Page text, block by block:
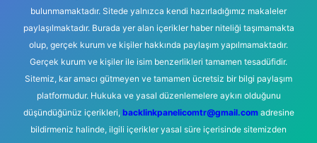
bulunmamaktadır. Sitede yalnızca kendi hazırladığımız makaleler
paylaşılmaktadır. Burada yer alan içerikler haber niteliği taşımamakta
olup, gerçek kurum ve kişiler hakkında paylaşım yapılmamaktadır.
Gerçek kurum ve kişiler ile isim benzerlikleri tamamen tesadüfidir.
Sitemiz, kar amacı gütmeyen ve tamamen ücretsiz bir bilgi paylaşım
platformudur. Hukuka ve yasal düzenlemelere aykırı olduğunu
düşündüğünüz içerikleri, backlinkpanelicomtr@gmail.comadresine
bildirmeniz halinde, ilgili içerikler yasal süre içerisinde sitemizden